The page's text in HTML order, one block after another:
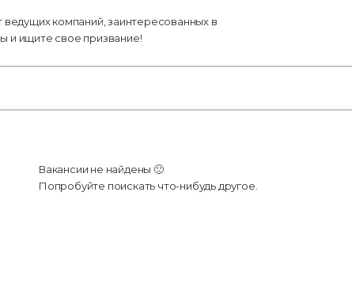
компаний, заинтересованных в
и ищите свое призвание!
Вакансии не найдены 🙁
Попробуйте поискать что-нибудь другое.